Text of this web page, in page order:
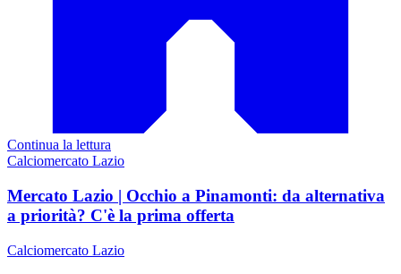
Continua la lettura
Calciomercato Lazio
Mercato Lazio | Occhio a Pinamonti: da alternativa
a priorità? C'è la prima offerta
Calciomercato Lazio